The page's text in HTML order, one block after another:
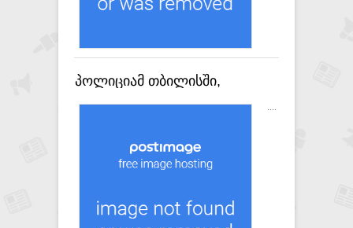
პოლიციამ თბილისში,
ნარკოტიკული საშუალების
ბრალდებით, ერთი პირი
....